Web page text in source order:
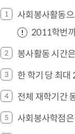
사회봉사활동
2011학번
봉사활동 시간
한 학기 당 최
전체 재학기간
사회봉사학점